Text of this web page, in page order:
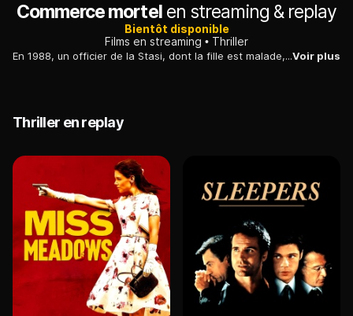
Commerce mortelen streaming & replay
Bientôt disponible
Films en streaming
Thriller
En 1988, un officier de la Stasi, dont la fille est malade, découvre que l'industrie pharmaceutique de RFA utilise des patients est-allemands comme cobayes.Voir plus
Thriller en replay